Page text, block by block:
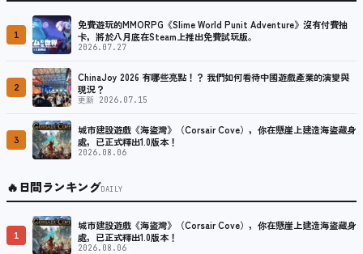
1
免費遊玩的MMORPG《Slime World Punit Adventure》沒有付費抽
卡，將於八月底在Steam上推出免費試玩版。
2026.07.27
2
ChinaJoy 2026 有哪些亮點！？ 我們如何看待中國遊戲產業的演變與
現況？
更新 2026.07.15
3
城市建設遊戲《海盜灣》（Corsair Cove），你在懸崖上建造海盜藏身
處，已正式釋出1.0版本！
2026.08.06
🔥日間ランキングDAILY
1
城市建設遊戲《海盜灣》（Corsair Cove），你在懸崖上建造海盜藏身
處，已正式釋出1.0版本！
2026.08.06